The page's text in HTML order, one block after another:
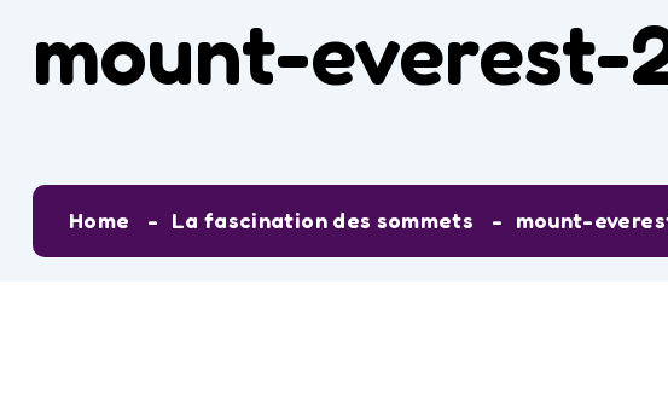
mount-everest-
Home La fascination des sommets mount-